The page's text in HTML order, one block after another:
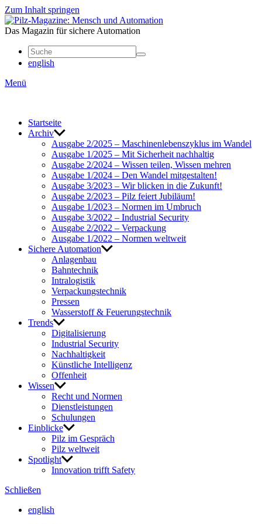
Zum Inhalt springen
Das Magazin für sichere Automation
english
Menü
Start­seite
Archiv
Ausgabe 2/2025 – Maschi­nen­le­bens­zy­klus im Wandel
Ausgabe 1/2025 – Mit Sicher­heit nach­haltig
Ausgabe 2/2024 – Wissen teilen, Wissen mehren
Ausgabe 1/2024 – Den Wandel mitge­stalten!
Ausgabe 3/2023 – Wir blicken in die Zukunft!
Ausgabe 2/2023 – Pilz feiert Jubi­läum!
Ausgabe 1/2023 – Normen im Umbruch
Ausgabe 3/2022 – Indus­trial Security
Ausgabe 2/2022 – Verpa­ckung
Ausgabe 1/2022 – Normen welt­weit
Sichere Auto­ma­tion
Anla­genbau
Bahn­technik
Intra­lo­gistik
Verpa­ckungs­technik
Pressen
Wasser­stoff & Feue­rungs­technik
Trends
Digi­ta­li­sie­rung
Indus­trial Security
Nach­hal­tig­keit
Künst­liche Intel­li­genz
Offen­heit
Wissen
Recht und Normen
Dienst­leis­tungen
Schu­lungen
Einblicke
Pilz im Gespräch
Pilz welt­weit
Spot­light
Inno­va­tion trifft Safety
Schließen
english